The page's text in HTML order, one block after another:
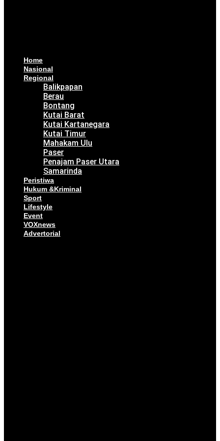
Home
Nasional
Regional
Balikpapan
Berau
Bontang
Kutai Barat
Kutai Kartanegara
Kutai Timur
Mahakam Ulu
Paser
Penajam Paser Utara
Samarinda
Peristiwa
Hukum &Kriminal
Sport
Lifestyle
Event
VOXnews
Advertorial